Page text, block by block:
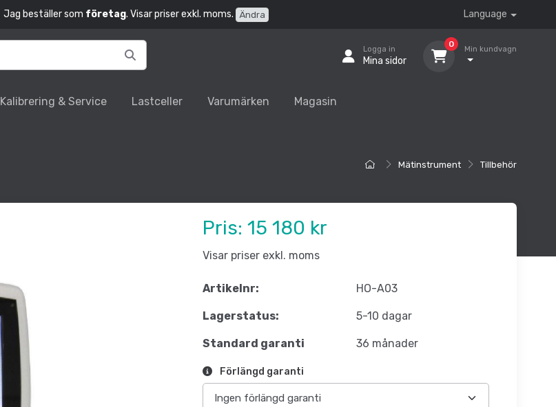
Jag beställer som företag. Visar priser exkl. moms. Ändra Language
Logga in
Mina sidor
0
Min kundvagn
Kalibrering & Service Lastceller Varumärken Magasin
Mätinstrument Tillbehör
Pris: 15 180 kr
Visar priser exkl. moms
Artikelnr: HO-A03
Lagerstatus: 5-10 dagar
Standard garanti 36 månader
Förlängd garanti